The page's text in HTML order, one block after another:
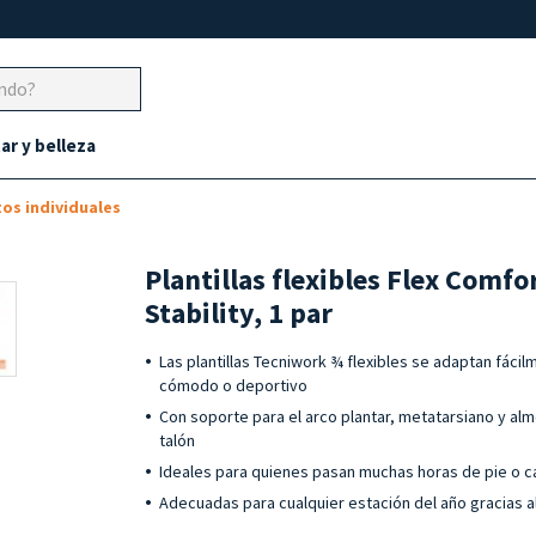
y belleza
individuales
Plantillas flexibles Flex
Stability, 1 par
Las plantillas Tecniwork ¾ flexibles se adaptan
cómodo o deportivo
Con soporte para el arco plantar, metatarsiano y
talón
Ideales para quienes pasan muchas horas de pie o
Adecuadas para cualquier estación del año gracias